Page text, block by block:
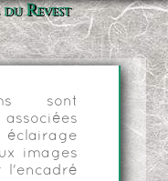
Revest
sont
images
l'encadré